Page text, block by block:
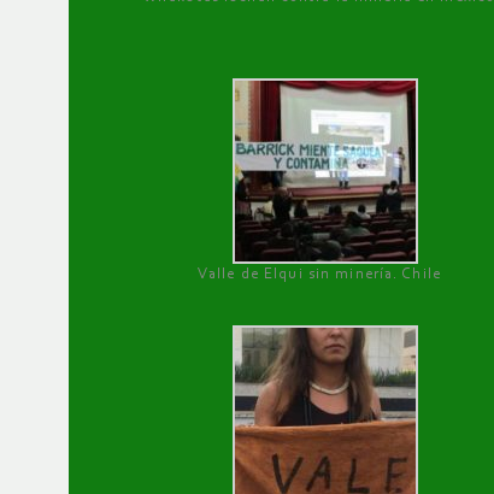
Valle de Elqui sin minería. Chile